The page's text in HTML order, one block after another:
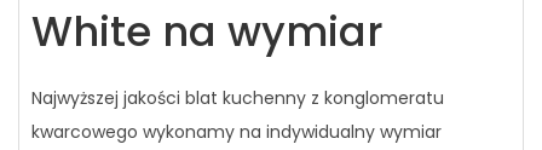
White na wymiar
Najwyższej jakości blat kuchenny z konglomeratu
kwarcowego wykonamy na indywidualny wymiar